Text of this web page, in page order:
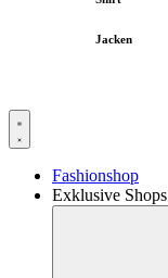
Jacken
Fashionshop
Exklusive Shops